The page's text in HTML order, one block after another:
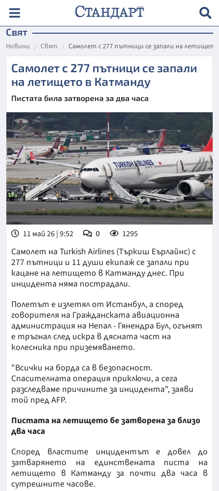
Свят
Новини Свят Самолет с 277 пътници се запали на
Самолет с 277 пътници се запали
на летището в Катманду
Пистата била затворена за два часа
11 май 26 | 9:52 0 1295
Самолет на Turkish Airlines (Търкиш Еърлайнс) с
277 пътници и 11 души екипаж се запали при
кацане на летището в Катманду днес. При
инцидента няма пострадали.
Полетът е излетял от Истанбул, а според
говорителя на Гражданската авиационна
администрация на Непал - Гянендра Бул, огънят
е тръгнал след искра в дясната част на
колесника при приземяването.
"Всички на борда са в безопасност.
Спасителната операция приключи, а сега
разследваме причините за инцидента", заяви
той пред AFP.
Пистата на летището бе затворена за близо
два часа
Според властите инцидентът е довел до
затварянето на единствената писта на
летището в Катманду за почти два часа в
сутрешните часове.